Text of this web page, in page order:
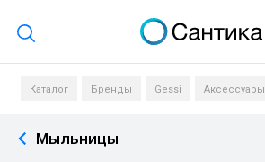
Поиск по каталогу
Каталог Бренды Gessi Аксессуары
Мыльницы